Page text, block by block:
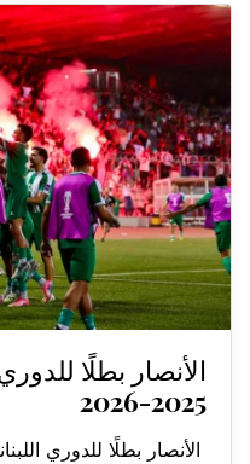
الأنصار بطلًا
2025-2026